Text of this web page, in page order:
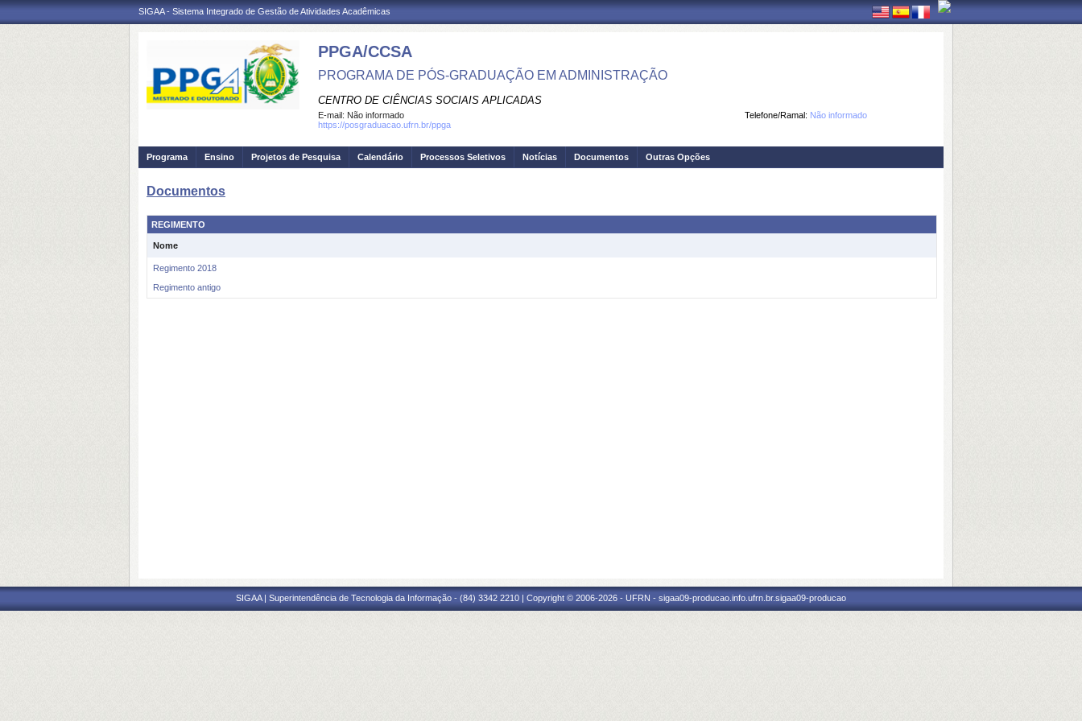
SIGAA - Sistema Integrado de Gestão de Atividades Acadêmicas
PPGA/CCSA
PROGRAMA DE PÓS-GRADUAÇÃO EM ADMINISTRAÇÃO
CENTRO DE CIÊNCIAS SOCIAIS APLICADAS
Telefone/Ramal: Não informado
E-mail: Não informado
https://posgraduacao.ufrn.br/ppga
Programa Ensino Projetos de Pesquisa Calendário Processos Seletivos Notícias Documentos Outras Opções
Documentos
REGIMENTO
Nome
Regimento 2018
Regimento antigo
SIGAA | Superintendência de Tecnologia da Informação - (84) 3342 2210 | Copyright © 2006-2026 - UFRN - sigaa09-producao.info.ufrn.br.sigaa09-producao